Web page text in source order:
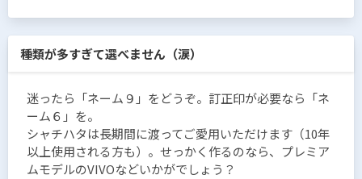
種類が多すぎて選べません（涙）
迷ったら「ネーム９」をどうぞ。訂正印が必要なら「ネ
ーム６」を。
シャチハタは長期間に渡ってご愛用いただけます（10年
以上使用される方も）。せっかく作るのなら、プレミア
ムモデルのVIVOなどいかがでしょう？